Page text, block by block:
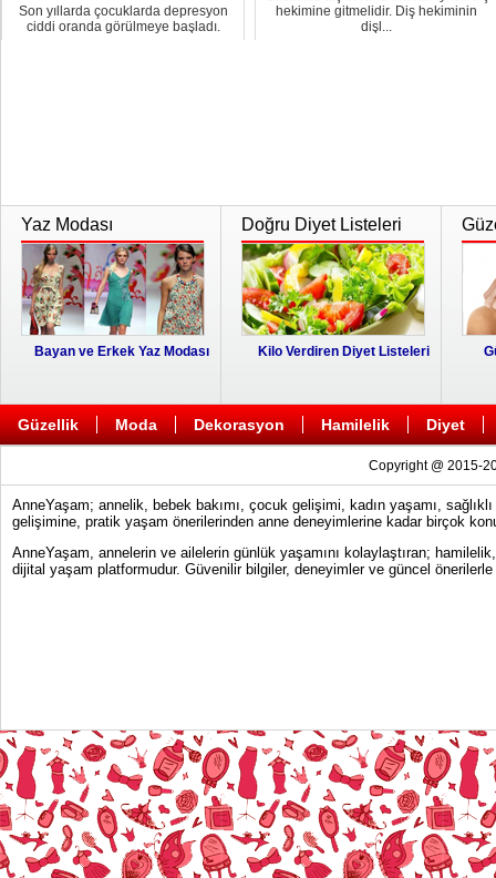
Son yıllarda çocuklarda depresyon
ciddi oranda görülmeye başladı.
hekimine gitmelidir. Diş hekiminin
dişl...
Yaz Modası
Bayan ve Erkek Yaz Modası
Doğru Diyet Listeleri
Kilo Verdiren Diyet Listeleri
Güzellik Moda Dekorasyon Hamilelik Diyet
Copyright @ 2015-
AnneYaşam; annelik, bebek bakımı, çocuk gelişimi, kadın yaşamı,
gelişimine, pratik yaşam önerilerinden anne deneyimlerine kadar birçok
AnneYaşam, annelerin ve ailelerin günlük yaşamını kolaylaştıran;
dijital yaşam platformudur. Güvenilir bilgiler, deneyimler ve güncel